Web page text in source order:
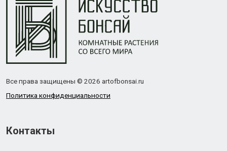
Все права защищены © 2026 artofbonsai.ru
Политика конфиденциальности
Контакты